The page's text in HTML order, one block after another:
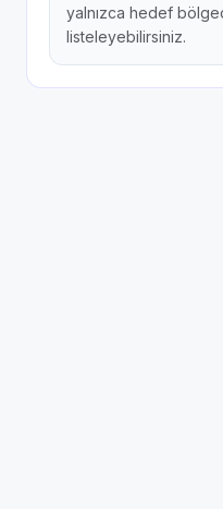
yalnızca hedef
listeleyebilirsiniz.